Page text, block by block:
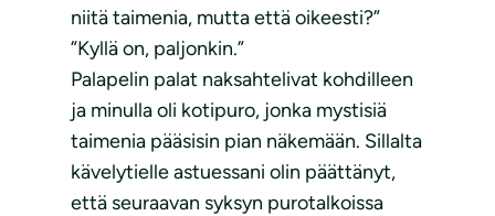
niitä taimenia, mutta että oikeesti?”
”Kyllä on, paljonkin.”
Palapelin palat naksahtelivat kohdilleen
ja minulla oli kotipuro, jonka mystisiä
taimenia pääsisin pian näkemään. Sillalta
kävelytielle astuessani olin päättänyt,
että seuraavan syksyn purotalkoissa